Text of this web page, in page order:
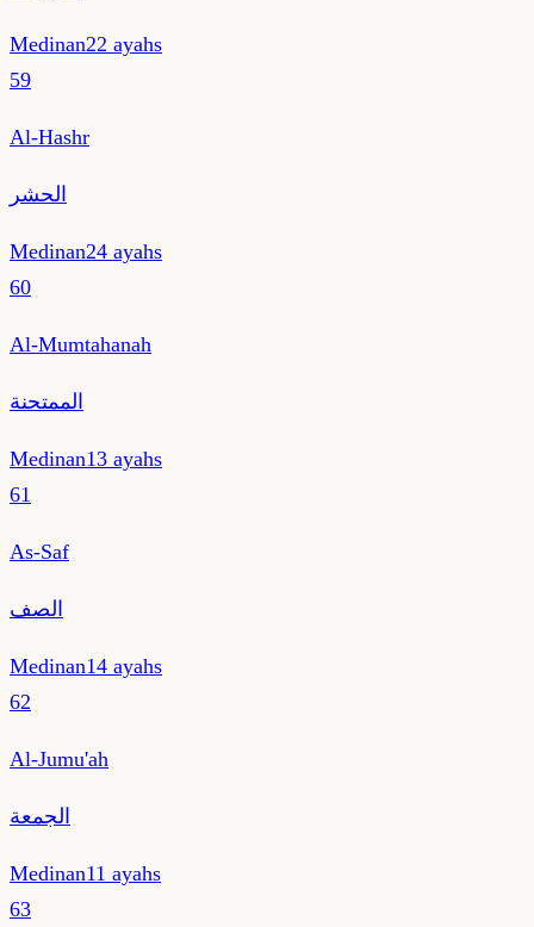
Medinan22 ayahs
59
Al-Hashr
الحشر
Medinan24 ayahs
60
Al-Mumtahanah
الممتحنة
Medinan13 ayahs
61
As-Saf
الصف
Medinan14 ayahs
62
Al-Jumu'ah
الجمعة
Medinan11 ayahs
63